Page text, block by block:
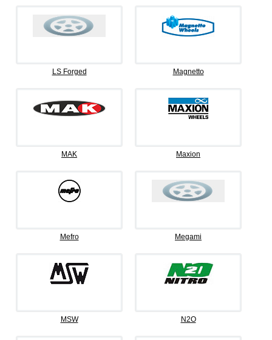
LS Forged Magnetto
MAK Maxion
Mefro Megami
MSW N2O